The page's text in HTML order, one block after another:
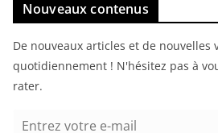
Nouveaux contenus
De nouveaux articles et de nouvelles
quotidiennement ! N'hésitez pas à
rater.